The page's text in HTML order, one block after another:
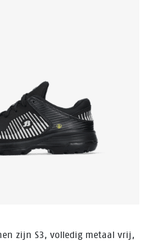
zijn S3, volledig metaal vrij,